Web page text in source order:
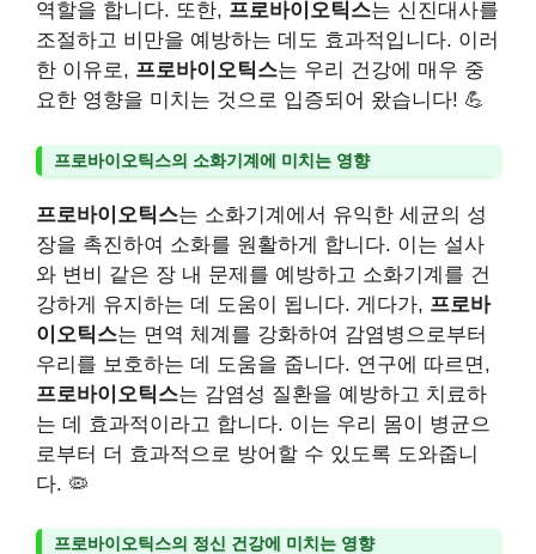
역할을 합니다. 또한, 프로바이오틱스는 신진대사를
조절하고 비만을 예방하는 데도 효과적입니다. 이러
한 이유로, 프로바이오틱스는 우리 건강에 매우 중
요한 영향을 미치는 것으로 입증되어 왔습니다! 💪
프로바이오틱스의 소화기계에 미치는 영향
프로바이오틱스는 소화기계에서 유익한 세균의 성
장을 촉진하여 소화를 원활하게 합니다. 이는 설사
와 변비 같은 장 내 문제를 예방하고 소화기계를 건
강하게 유지하는 데 도움이 됩니다. 게다가, 프로바
이오틱스는 면역 체계를 강화하여 감염병으로부터
우리를 보호하는 데 도움을 줍니다. 연구에 따르면,
프로바이오틱스는 감염성 질환을 예방하고 치료하
는 데 효과적이라고 합니다. 이는 우리 몸이 병균으
로부터 더 효과적으로 방어할 수 있도록 도와줍니
다. 🦠
프로바이오틱스의 정신 건강에 미치는 영향